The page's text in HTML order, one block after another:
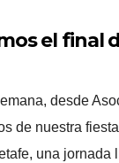
el final
desde
de nuestra
una jornada